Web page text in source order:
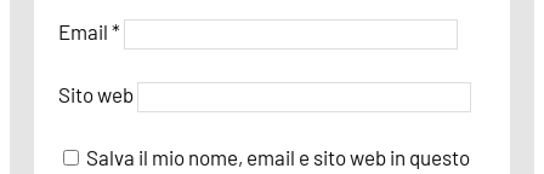
Email *
Sito web
Salva il mio nome, email e sito web in questo